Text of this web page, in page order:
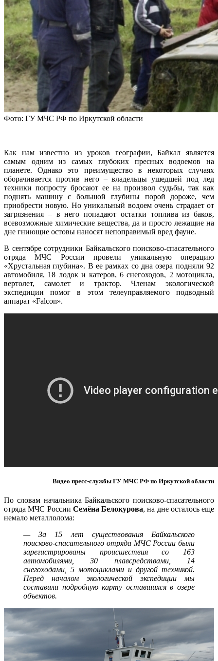
Фото: ГУ МЧС РФ по Иркутской области
Как нам известно из уроков географии, Байкал является
самым одним из самых глубоких пресных водоемов на
планете. Однако это преимущество в некоторых случаях
оборачивается против него – владельцы ушедшей под лед
техники попросту бросают ее на произвол судьбы, так как
поднять машину с большой глубины порой дороже, чем
приобрести новую. Но уникальный водоем очень страдает от
загрязнения – в него попадают остатки топлива из баков,
всевозможные химические вещества, да и просто лежащие на
дне гниющие остовы наносят непоправимый вред фауне.
В сентябре сотрудники Байкальского поисково-спасательного
отряда МЧС России провели уникальную операцию
«Хрустальная глубина». В ее рамках со дна озера подняли 92
автомобиля, 18 лодок и катеров, 6 снегоходов, 2 мотоцикла,
вертолет, самолет и трактор. Членам экологической
экспедиции помог в этом телеуправляемого подводный
аппарат «Falcon».
Видео пресс-службы ГУ МЧС РФ по Иркутской области
По словам начальника Байкальского поисково-спасательного
отряда МЧС России Семёна Белокурова, на дне осталось еще
немало металлолома:
— За 15 лет существования Байкальского
поисково-спасательного отряда МЧС России были
зарегистрированы происшествия со 163
автомобилями, 30 плавсредствами, 14
снегоходами, 5 мотоциклами и другой техникой.
Перед началом экологической экспедиции мы
составили подробную карту оставшихся в озере
объектов.